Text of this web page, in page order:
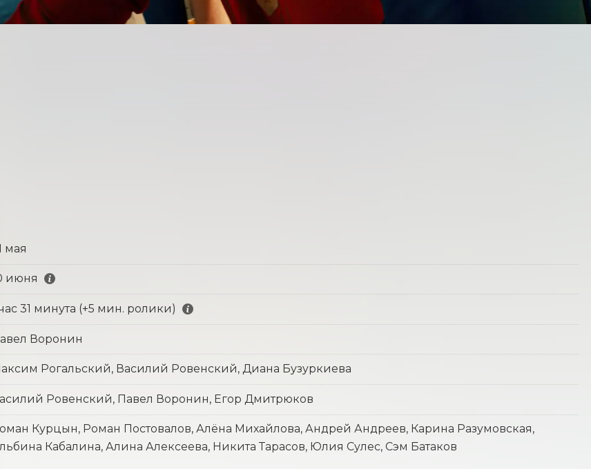
мая
июня
31 минута (+5 мин. ролики)
Воронин
Рогальский, Василий Ровенский, Диана Бузуркиева
Ровенский, Павел Воронин, Егор Дмитрюков
Курцын, Роман Постовалов, Алёна Михайлова, Андрей Андреев, Карина Разумовская,
Кабалина, Алина Алексеева, Никита Тарасов, Юлия Сулес, Сэм Батаков